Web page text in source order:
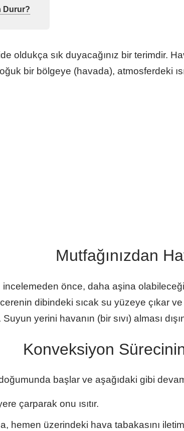
Durur?
oldukça sık duyacağınız bir terimdir.
bir bölgeye (havada), atmosferdeki
Mutfağınızdan
önce, daha aşina
dibindeki sıcak su yüzeye çıkar
yerini havanın (bir sıvı) alması
Konveksiyon
başlar ve aşağıdaki gibi
çarparak onu ısıtır.
hemen üzerindeki hava tabakasını